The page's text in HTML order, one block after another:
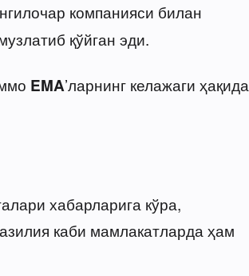
компанияси билан
қўйган эди.
EMA’ларнинг келажаги ҳақида
хабарларига кўра,
каби мамлакатларда ҳам